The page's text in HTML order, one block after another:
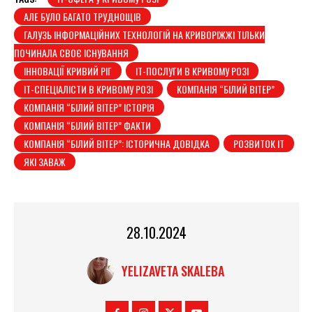
АЛЕ БУЛО БАГАТО ТРУДНОЩІВ
ГАЛУЗЬ ІНФОРМАЦІЙНИХ ТЕХНОЛОГІЙ НА КРИВОРІЖЖІ ТІЛЬКИ
ПОЧИНАЛА СВОЄ ІСНУВАННЯ
ІННОВАЦІЇ КРИВИЙ РІГ
ІТ-ПОСЛУГИ В КРИВОМУ РОЗІ
ІТ-СПЕЦІАЛІСТИ В КРИВОМУ РОЗІ
КОМПАНІЯ “БІЛИЙ ВІТЕР”
КОМПАНІЯ “БІЛИЙ ВІТЕР” ІСТОРІЯ
КОМПАНІЯ “БІЛИЙ ВІТЕР” ФАКТИ
КОМПАНІЯ “БІЛИЙ ВІТЕР”: ІСТОРИЧНА ДОВІДКА
РОЗВИТОК IT
ЯКІ ЗАВАЖ
28.10.2024
YELIZAVETA SKALEBA